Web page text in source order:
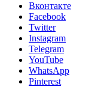
Вконтакте
Facebook
Twitter
Instagram
Telegram
YouTube
WhatsApp
Pinterest